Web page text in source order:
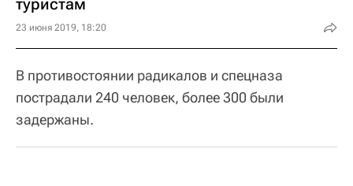
туристам
23 июня 2019, 18:20
В противостоянии радикалов и спецназа
пострадали 240 человек, более 300 были
задержаны.